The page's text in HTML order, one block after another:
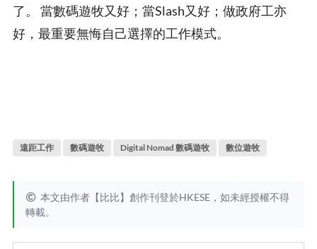
了。 當數碼遊牧又好；當Slash又好；做政府工亦
好，最重要無悔自己選擇的工作模式。
遠距工作 數碼遊牧 Digital Nomad 數碼遊牧 數位遊牧
本文由作者【比比】創作刊登於HKESE，如未經授權不得
轉載。